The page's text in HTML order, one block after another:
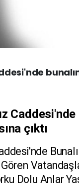
çıktı
Gören
Dolu Anlar